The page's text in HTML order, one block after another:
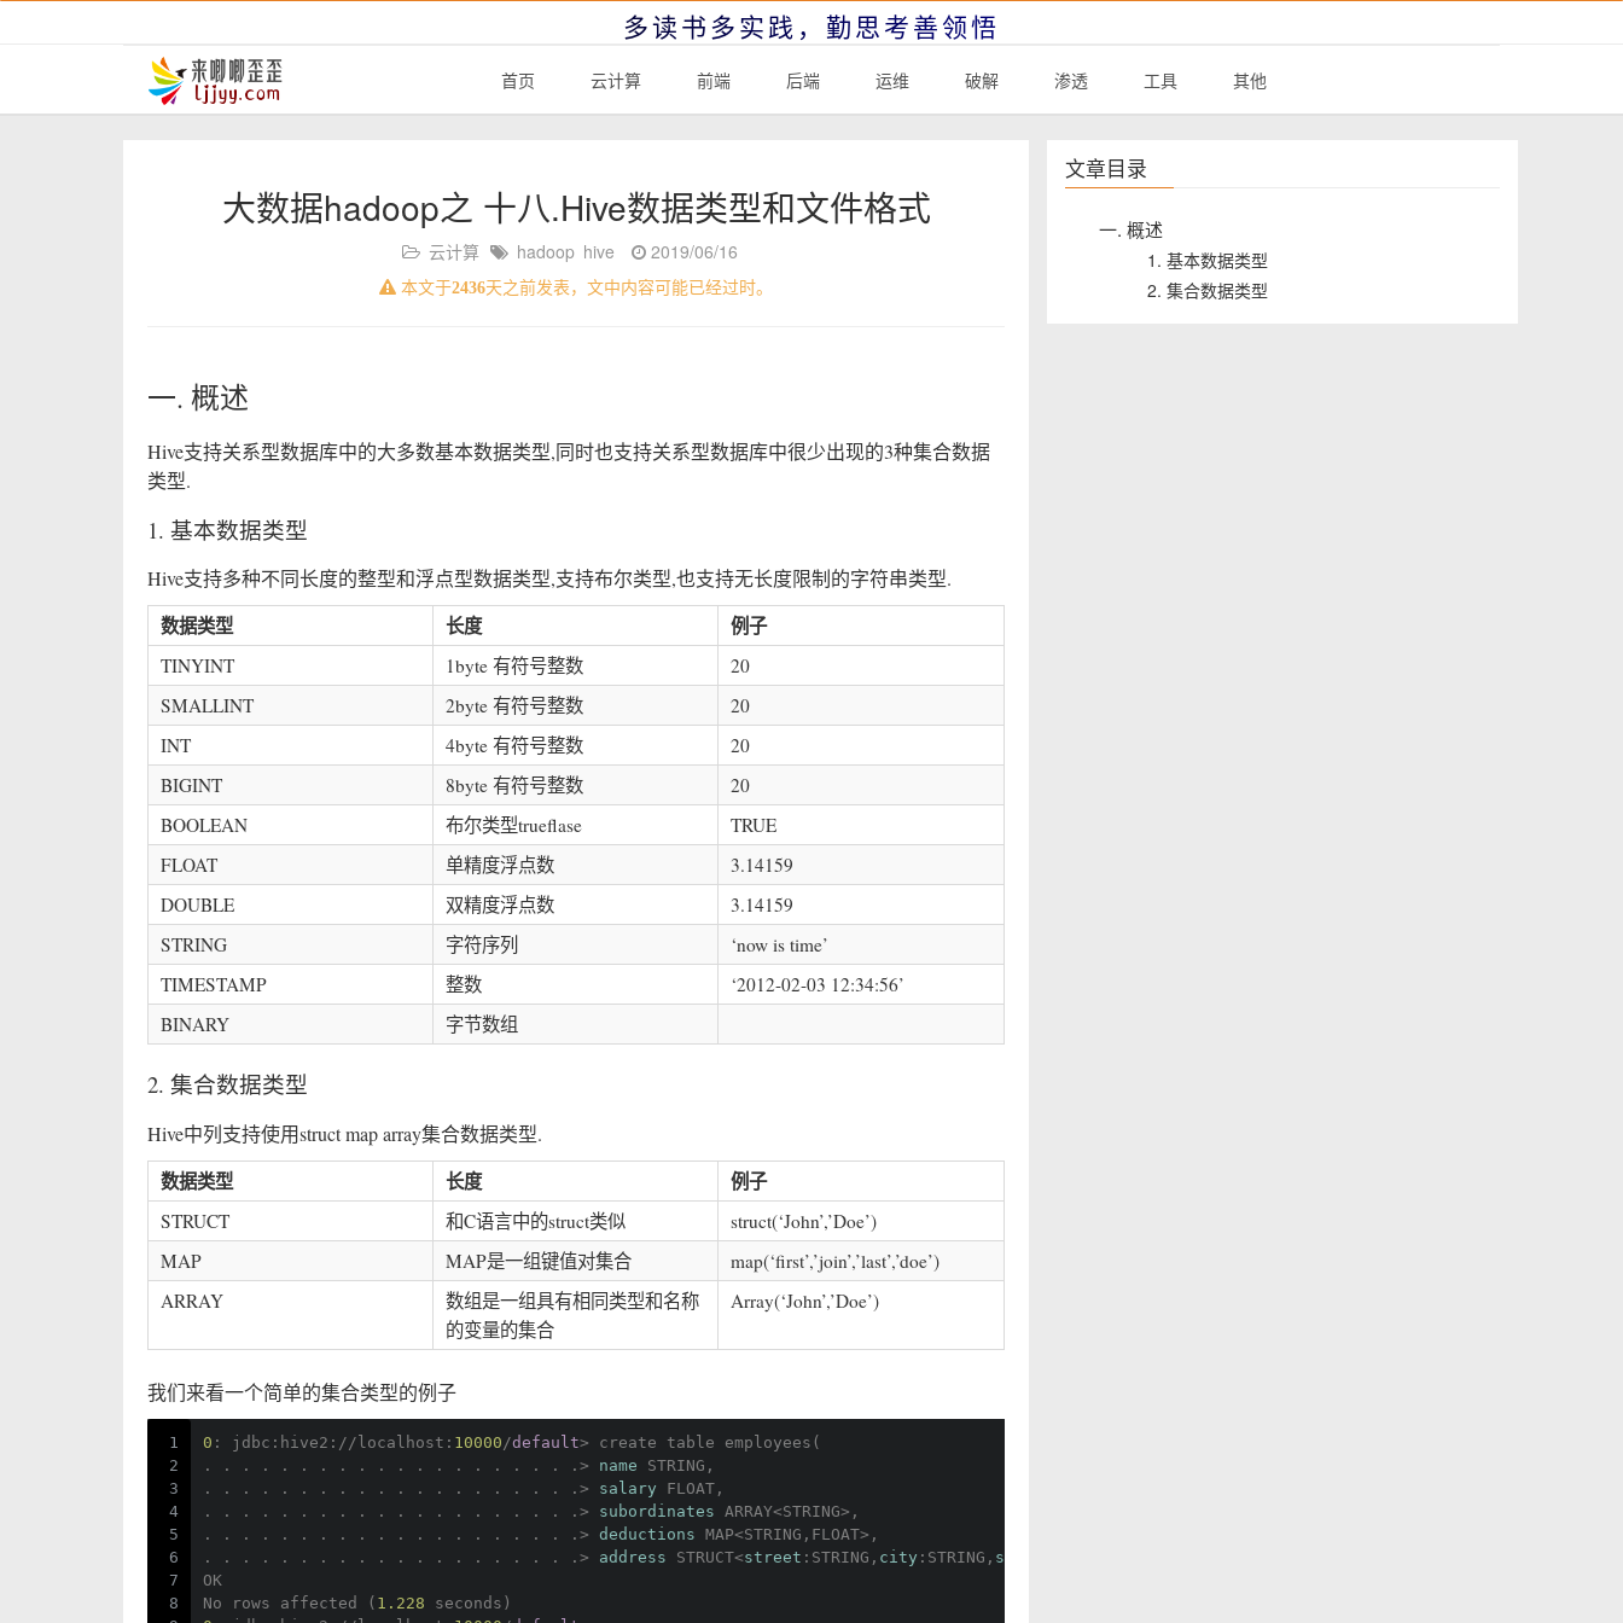
多读书多实践，勤思考善领悟
首页 云计算 前端 后端 运维 破解 渗透 工具 其他
大数据hadoop之 十八.Hive数据类型和文件格式
云计算 hadoop hive 2019/06/16
本文于2436天之前发表，文中内容可能已经过时。
一. 概述
Hive支持关系型数据库中的大多数基本数据类型,同时也支持关系型数据库中很少出现的3种集合数据
类型.
1. 基本数据类型
Hive支持多种不同长度的整型和浮点型数据类型,支持布尔类型,也支持无长度限制的字符串类型.
数据类型 长度 例子
TINYINT 1byte 有符号整数
20
SMALLINT
2byte 有符号整数
20
INT
4byte 有符号整数
20
BIGINT
8byte 有符号整数
20
BOOLEAN
布尔类型trueflase
TRUE
FLOAT
单精度浮点数
3.14159
DOUBLE
双精度浮点数
3.14159
STRING
字符序列
‘now is time’
TIMESTAMP
整数
‘2012-02-03 12:34:56’
BINARY
字节数组
2. 集合数据类型
Hive中列支持使用struct map array集合数据类型.
数据类型 长度 例子
STRUCT 和C语言中的struct类似
struct(‘John’,’Doe’)
MAP
MAP是一组键值对集合
map(‘first’,’join’,’last’,’doe’)
ARRAY
数组是一组具有相同类型和名称
的变量的集合
Array(‘John’,’Doe’)
我们来看一个简单的集合类型的例子
1
2
3
4
5
6
7
8
0 : jdbc:hive2://localhost: 10000 /default> create table employees(
. . . . . . . . . . . . . . . . . . . .> name STRING ,
. . . . . . . . . . . . . . . . . . . .> salary FLOAT ,
. . . . . . . . . . . . . . . . . . . .> subordinates ARRAY<STRING>,
. . . . . . . . . . . . . . . . . . . .> deductions MAP<STRING , FLOAT>,
. . . . . . . . . . . . . . . . . . . .> address STRUCT<street : STRING , city : STRING , state
OK
No rows affected ( 1.228 seconds)
文章目录
一. 概述
1. 基本数据类型
2. 集合数据类型